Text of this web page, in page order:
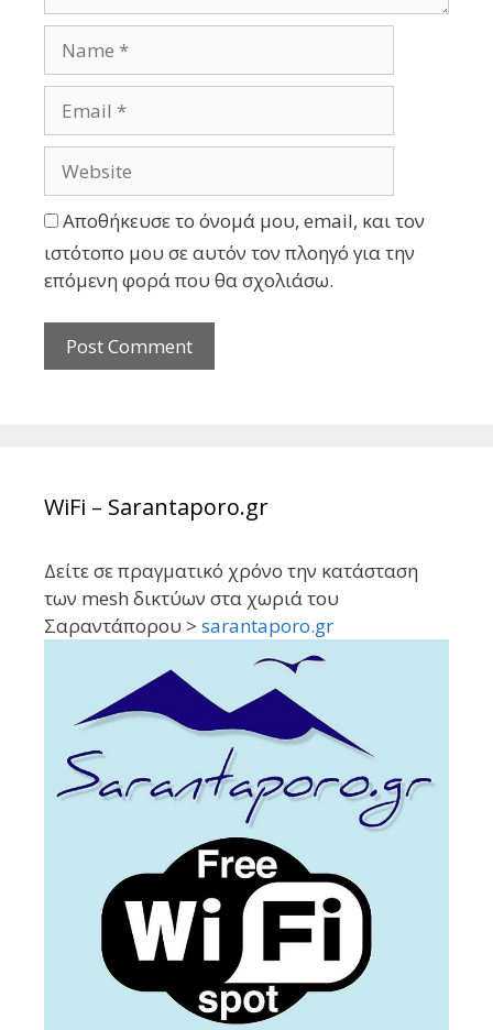
Αποθήκευσε το όνομά μου, email, και τον
ιστότοπο μου σε αυτόν τον πλοηγό για την
επόμενη φορά που θα σχολιάσω.
WiFi – Sarantaporo.gr
Δείτε σε πραγματικό χρόνο την κατάσταση
των mesh δικτύων στα χωριά του
Σαραντάπορου > sarantaporo.gr